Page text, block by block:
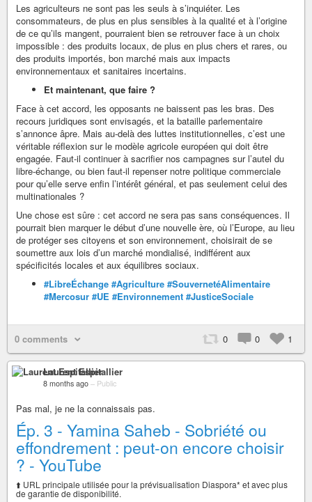
Les agriculteurs ne sont pas les seuls à s’inquiéter. Les
consommateurs, de plus en plus sensibles à la qualité et à l’origine
de ce qu’ils mangent, pourraient bien se retrouver face à un choix
impossible : des produits locaux, de plus en plus chers et rares, ou
des produits importés, bon marché mais aux impacts
environnementaux et sanitaires incertains.
Et maintenant, que faire ?
Face à cet accord, les opposants ne baissent pas les bras. Des
recours juridiques sont envisagés, et la bataille parlementaire
s’annonce âpre. Mais au-delà des luttes institutionnelles, c’est une
véritable réflexion sur le modèle agricole européen qui doit être
engagée. Faut-il continuer à sacrifier nos campagnes sur l’autel du
libre-échange, ou bien faut-il repenser notre politique commerciale
pour qu’elle serve enfin l’intérêt général, et pas seulement celui des
multinationales ?
Une chose est sûre : cet accord ne sera pas sans conséquences. Il
pourrait bien marquer le début d’une nouvelle ère, où l’Europe, au lieu
de protéger ses citoyens et son environnement, choisirait de se
soumettre aux lois d’un marché mondialisé, indifférent aux
spécificités locales et aux équilibres sociaux.
#LibreÉchange #Agriculture #SouvernetéAlimentaire
#Mercosur #UE #Environnement #JusticeSociale
0 comments 0 0 1
Laurent Espitallier
8 months ago – Public
Pas mal, je ne la connaissais pas.
Ép. 3 - Yamina Saheb - Sobriété ou
effondrement : peut-on encore choisir
? - YouTube
⬆️ URL principale utilisée pour la prévisualisation Diaspora* et avec plus
de garantie de disponibilité.